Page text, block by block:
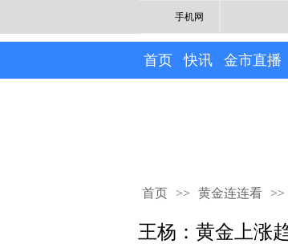
手机网
首页 快讯 金市直播
首页 >> 黄金连连看 >>
王杨：黄金上涨